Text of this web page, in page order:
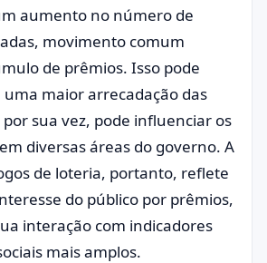
aumento no número de
movimento comum
de prêmios. Isso pode
maior arrecadação das
sua vez, pode influenciar os
diversas áreas do governo. A
de loteria, portanto, reflete
do público por prêmios,
interação com indicadores
mais amplos.